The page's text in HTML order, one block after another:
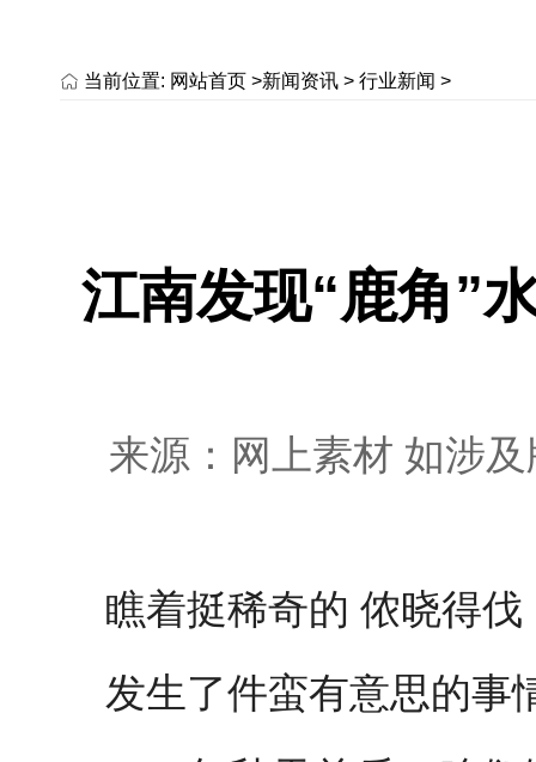
当前位置: 网站首页 >新闻资讯 > 行业新闻 >
江南发现“鹿角”
来源：网上素材 如涉
瞧着挺稀奇的 侬晓得
发生了件蛮有意思的事